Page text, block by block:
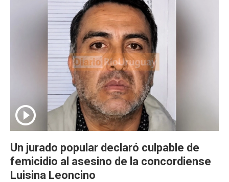
Un jurado popular declaró culpable de
femicidio al asesino de la concordiense
Luisina Leoncino